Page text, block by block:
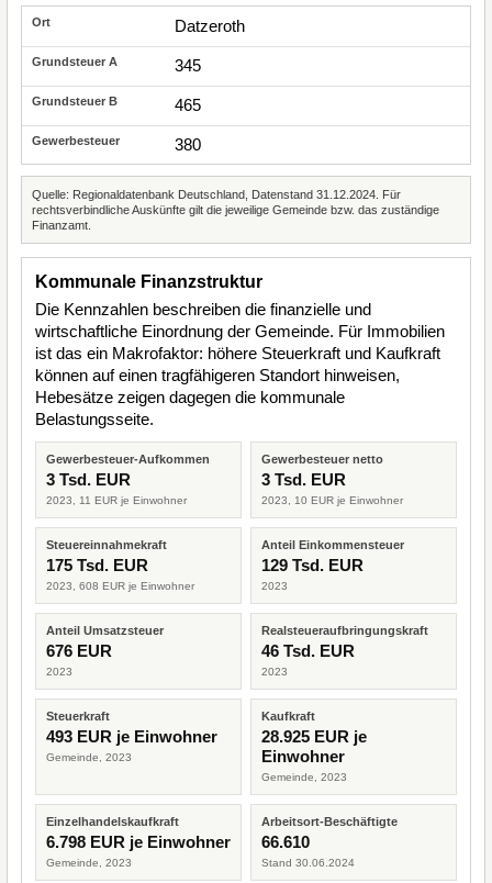
Datzeroth
345
465
380
Quelle: Regionaldatenbank Deutschland, Datenstand 31.12.2024. Für
rechtsverbindliche Auskünfte gilt die jeweilige Gemeinde bzw. das zuständige
Finanzamt.
Kommunale Finanzstruktur
Die Kennzahlen beschreiben die finanzielle und
wirtschaftliche Einordnung der Gemeinde. Für Immobilien
ist das ein Makrofaktor: höhere Steuerkraft und Kaufkraft
können auf einen tragfähigeren Standort hinweisen,
Hebesätze zeigen dagegen die kommunale
Belastungsseite.
Gewerbesteuer-Aufkommen
3 Tsd. EUR
2023, 11 EUR je Einwohner
Gewerbesteuer netto
3 Tsd. EUR
2023, 10 EUR je Einwohner
Steuereinnahmekraft
175 Tsd. EUR
2023, 608 EUR je Einwohner
Anteil Einkommensteuer
129 Tsd. EUR
2023
Anteil Umsatzsteuer
676 EUR
2023
Realsteueraufbringungskraft
46 Tsd. EUR
2023
Steuerkraft
493 EUR je Einwohner
Gemeinde, 2023
Kaufkraft
28.925 EUR je
Einwohner
Gemeinde, 2023
Einzelhandelskaufkraft
6.798 EUR je Einwohner
Gemeinde, 2023
Arbeitsort-Beschäftigte
66.610
Stand 30.06.2024